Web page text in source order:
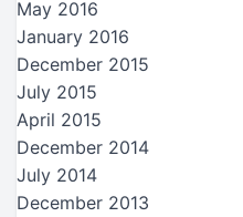
May 2016
January 2016
December 2015
July 2015
April 2015
December 2014
July 2014
December 2013